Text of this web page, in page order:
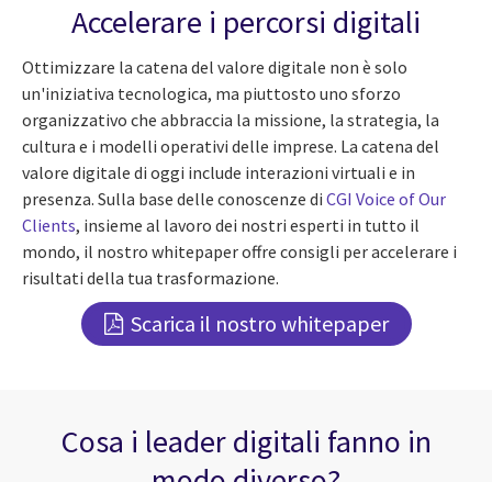
Accelerare i percorsi digitali
Ottimizzare la catena del valore digitale non è solo
un'iniziativa tecnologica, ma piuttosto uno sforzo
organizzativo che abbraccia la missione, la strategia, la
cultura e i modelli operativi delle imprese. La catena del
valore digitale di oggi include interazioni virtuali e in
presenza. Sulla base delle conoscenze di CGI Voice of Our
Clients, insieme al lavoro dei nostri esperti in tutto il
mondo, il nostro whitepaper offre consigli per accelerare i
risultati della tua trasformazione.
Scarica il nostro whitepaper
Cosa i leader digitali fanno in